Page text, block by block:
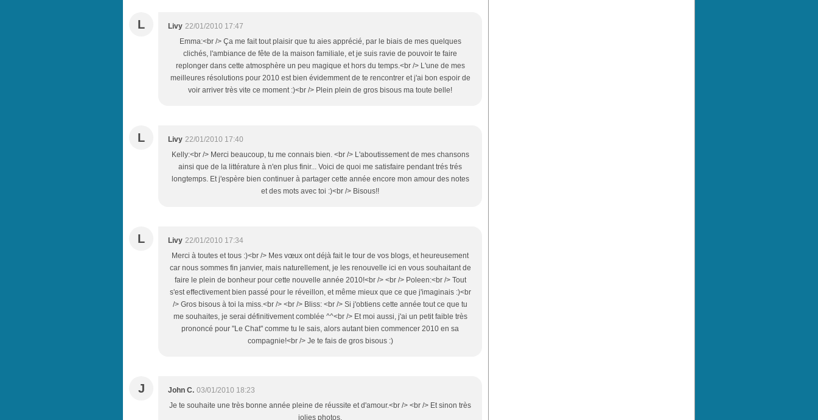
L Livy 22/01/2010 17:47
Emma:<br /> Ça me fait tout plaisir que tu aies apprécié, par le biais de mes quelques
clichés, l'ambiance de fête de la maison familiale, et je suis ravie de pouvoir te faire
replonger dans cette atmosphère un peu magique et hors du temps.<br /> L'une de mes
meilleures résolutions pour 2010 est bien évidemment de te rencontrer et j'ai bon espoir de
voir arriver très vite ce moment :)<br /> Plein plein de gros bisous ma toute belle!
L Livy 22/01/2010 17:40
Kelly:<br /> Merci beaucoup, tu me connais bien. <br /> L'aboutissement de mes chansons
ainsi que de la littérature à n'en plus finir... Voici de quoi me satisfaire pendant trés trés
longtemps. Et j'espère bien continuer à partager cette année encore mon amour des notes
et des mots avec toi :)<br /> Bisous!!
L Livy 22/01/2010 17:34
Merci à toutes et tous :)<br /> Mes vœux ont déjà fait le tour de vos blogs, et heureusement
car nous sommes fin janvier, mais naturellement, je les renouvelle ici en vous souhaitant de
faire le plein de bonheur pour cette nouvelle année 2010!<br /> <br /> Poleen:<br /> Tout
s'est effectivement bien passé pour le réveillon, et même mieux que ce que j'imaginais :)<br
/> Gros bisous à toi la miss.<br /> <br /> Bliss: <br /> Si j'obtiens cette année tout ce que tu
me souhaites, je serai définitivement comblée ^^<br /> Et moi aussi, j'ai un petit faible très
prononcé pour "Le Chat" comme tu le sais, alors autant bien commencer 2010 en sa
compagnie!<br /> Je te fais de gros bisous :)
J John C. 03/01/2010 18:23
Je te souhaite une très bonne année pleine de réussite et d'amour.<br /> <br /> Et sinon très
jolies photos.